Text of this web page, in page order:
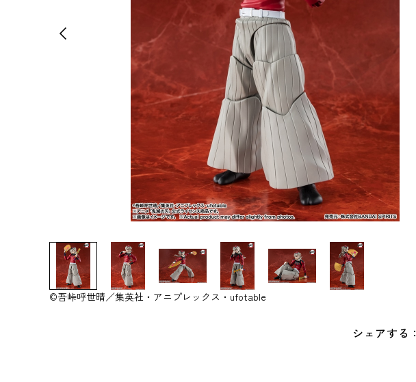
©吾峠呼世晴／集英社・アニプレックス・ufotable
シェアする：